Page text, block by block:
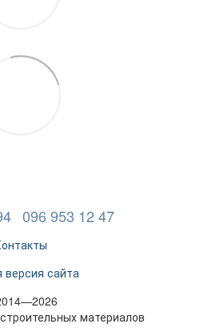
096 953 12 47
версия сайта
материалов